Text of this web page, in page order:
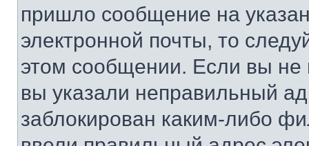
пришло сообщение на
электронной почты, то
этом сообщении. Если вы
вы указали неправильный
заблокирован каким-либо